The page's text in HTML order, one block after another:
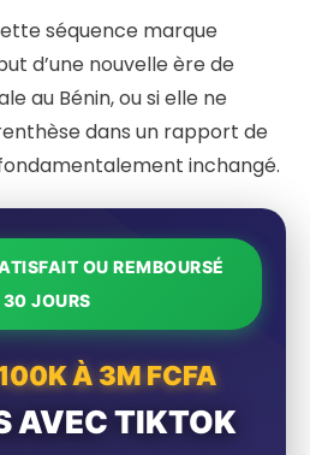
séquence marque
d’une nouvelle ère de
au Bénin, ou si elle ne
dans un rapport de
inchangé.
OU REMBOURSÉ
30 JOURS
À 3M FCFA
AVEC TIKTOK